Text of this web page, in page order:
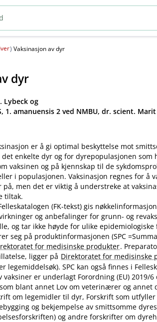
) Vaksinasjon av dyr
dyr
Lybeck og
1. amanuensis 2 ved NMBU, dr. scient.
er å gi optimal beskyttelse mot
enkelte dyr og for dyrepopulasjonen som
vaksinen og på kjennskap til de
i populasjonen. Vaksinasjon regnes for å
på, men det er viktig å understreke at
tiltak.
(FK-tekst) gis
og anbefalinger for grunn- og
og tar ikke høyde for ulike
seg på produktinformasjonen (SPC
for medisinske produkter.
ligger på Direktoratet for medisinske
legemiddelsøk). SPC kan også finnes i
vaksiner er underlagt Forordning (EU) 2019/
blant annet Lov om veterinærer og annet
om legemidler til dyr, Forskrift som
og bekjempelse av smittsomme
og andre forskrifter om